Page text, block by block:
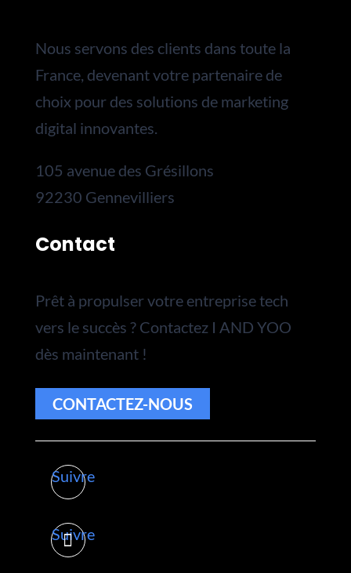
Nous servons des clients dans toute la
France, devenant votre partenaire de
choix pour des solutions de marketing
digital innovantes.
105 avenue des Grésillons
92230 Gennevilliers
Contact
Prêt à propulser votre entreprise tech
vers le succès ? Contactez I AND YOO
dès maintenant !
CONTACTEZ-NOUS
Suivre
Suivre